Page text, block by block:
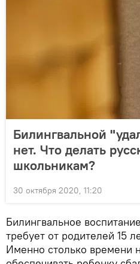
Билингвальной
нет. Что делать
школьникам?
30 октября 2020, 11:20
Билингвальное
требует от родителей 15
Именно столько времени